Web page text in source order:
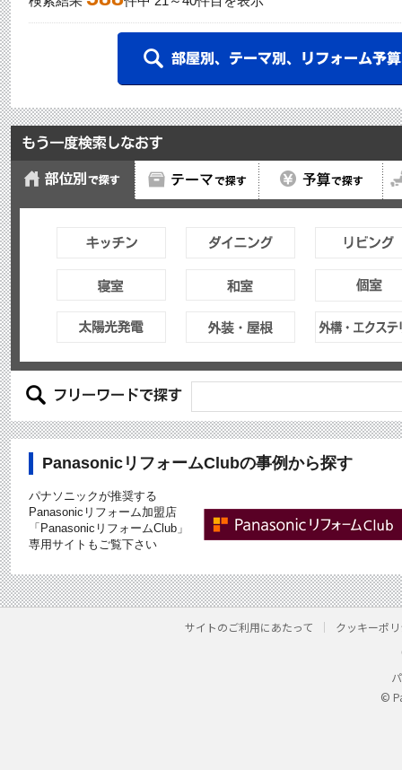
PanasonicリフォームClubの事例から探す
パナソニックが推奨する
Panasonicリフォーム加盟店
「PanasonicリフォームClub」
専用サイトもご覧下さい
サイトのご利用にあたって クッキーポ
©